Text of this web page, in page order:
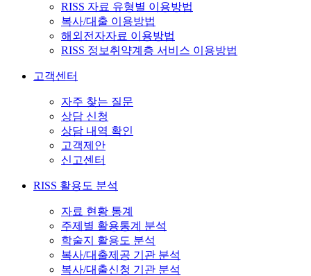
RISS 자료 유형별 이용방법
복사/대출 이용방법
해외전자자료 이용방법
RISS 정보취약계층 서비스 이용방법
고객센터
자주 찾는 질문
상담 신청
상담 내역 확인
고객제안
신고센터
RISS 활용도 분석
자료 현황 통계
주제별 활용통계 분석
학술지 활용도 분석
복사/대출제공 기관 분석
복사/대출신청 기관 분석